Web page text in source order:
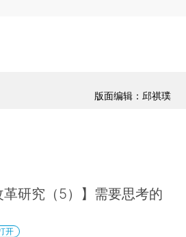
版面编辑：邱祺璞
革研究（5）】需要思考的
开